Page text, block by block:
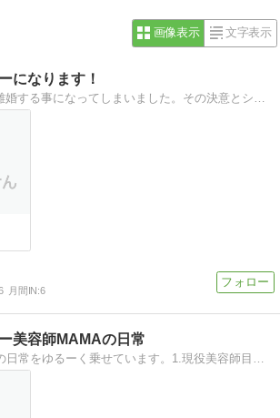
画像表示 文字表示
になります！
月間IN:6
美容師MAMAの日常